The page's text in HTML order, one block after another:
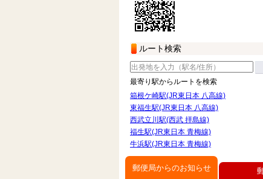
ルート検索
最寄り駅からルートを検索
箱根ケ崎駅(JR東日本 八高線)
東福生駅(JR東日本 八高線)
西武立川駅(西武 拝島線)
福生駅(JR東日本 青梅線)
牛浜駅(JR東日本 青梅線)
郵便局からのお知らせ